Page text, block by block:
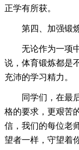
正学有所获。
第四、加强锻
无论作为一项
说，体育锻炼都是
充沛的学习精力。
同学们，在最
格的要求，更艰苦
信，我们的每位老
望者一样，守望着